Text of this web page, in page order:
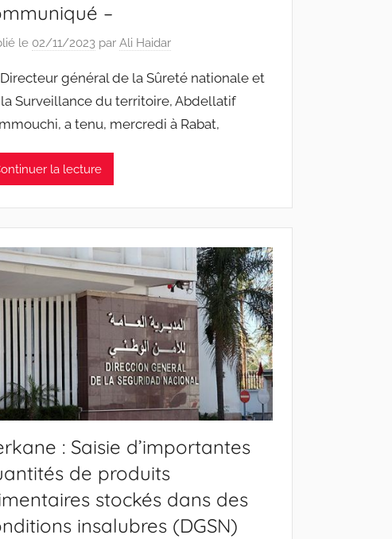
–
le 02/11/2023 parAli Haidar
général de la Sûreté nationale et
Surveillance du territoire, Abdellatif
a tenu, mercredi à Rabat,
la lecture
: Saisie d’importantes
de produits
stockés dans des
insalubres (DGSN)